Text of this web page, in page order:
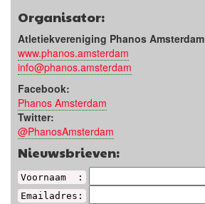
Organisator:
Atletiekvereniging Phanos Amsterdam
www.phanos.amsterdam
info@phanos.amsterdam
Facebook:
Phanos Amsterdam
Twitter:
@PhanosAmsterdam
Nieuwsbrieven:
Voornaam :
Emailadres: